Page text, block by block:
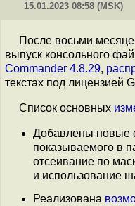
15.01.2023 08:58 (MSK)
После восьми
выпуск консольного
Commander 4.8.29,
текстах под лицензией
Список основных
Добавлены новые
показываемого в
отсеивание по
и использование
Реализована